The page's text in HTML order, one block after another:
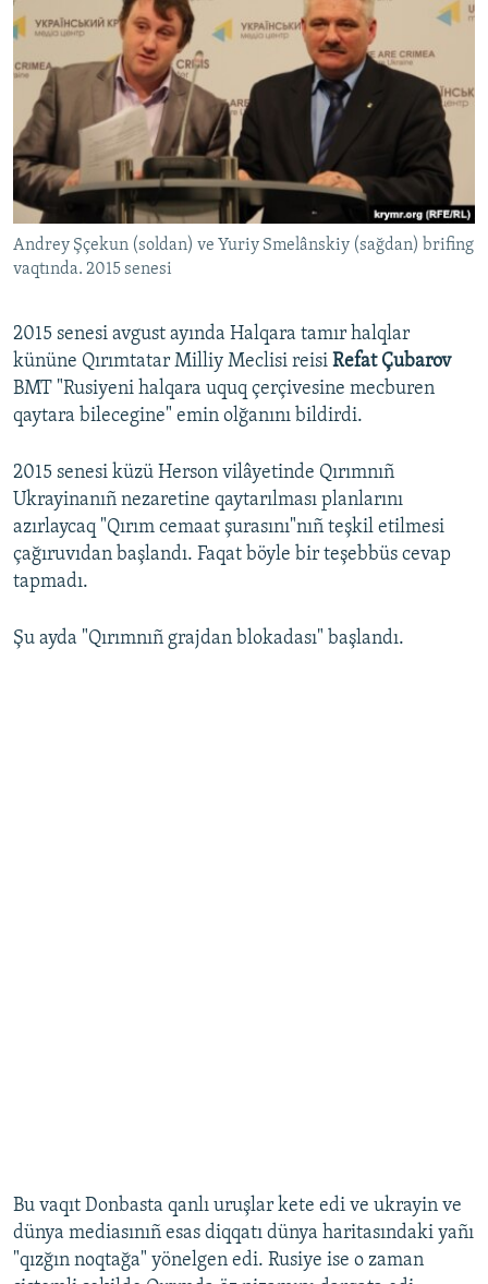
Andrey Şçekun (soldan) ve Yuriy Smelânskiy (sağdan) brifing
vaqtında. 2015 senesi
2015 senesi avgust ayında Halqara tamır halqlar
kününe Qırımtatar Milliy Meclisi reisi Refat Çubarov
BMT "Rusiyeni halqara uquq çerçivesine mecburen
qaytara bilecegine" emin olğanını bildirdi.
2015 senesi küzü Herson vilâyetinde Qırımnıñ
Ukrayinanıñ nezaretine qaytarılması planlarını
azırlaycaq "Qırım cemaat şurasını"nıñ teşkil etilmesi
çağıruvıdan başlandı. Faqat böyle bir teşebbüs cevap
tapmadı.
Şu ayda "Qırımnıñ grajdan blokadası" başlandı.
Bu vaqıt Donbasta qanlı uruşlar kete edi ve ukrayin ve
dünya mediasınıñ esas diqqatı dünya haritasındaki yañı
"qızğın noqtağa" yönelgen edi. Rusiye ise o zaman